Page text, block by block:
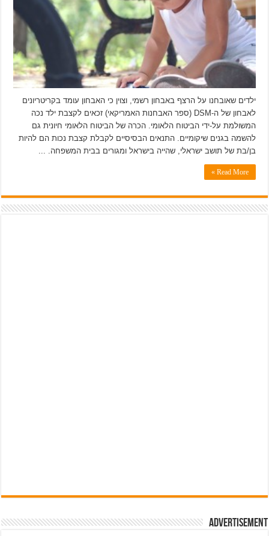
ילדים שאובחנו על הרצף באבחון רשמי, וצוין כי האבחון עומד בקריטריונים
לאבחון של ה-DSM (ספר האבחנות האמריקאי) זכאים לקצבת ילד נכה
המשולמת על-ידי הביטוח הלאומי. הכרה של הביטוח הלאומי חיונית גם
להשמה בגנים שיקומיים. התנאים הבסיסיים לקבלת קצבת נכות הם להיות
בן/בת של תושב ישראלי, שהייה בישראל ומגורים בבית המשפחה. ...
Read More »
Advertisement